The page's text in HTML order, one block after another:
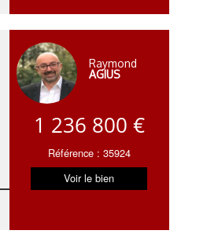
Raymond
AGIUS
1 236 800 €
Référence : 35924
Voir le bien